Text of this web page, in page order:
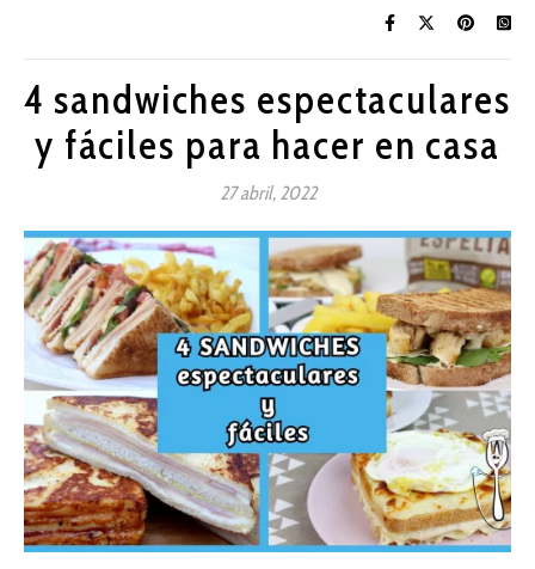
4 sandwiches espectaculares
y fáciles para hacer en casa
27 abril, 2022